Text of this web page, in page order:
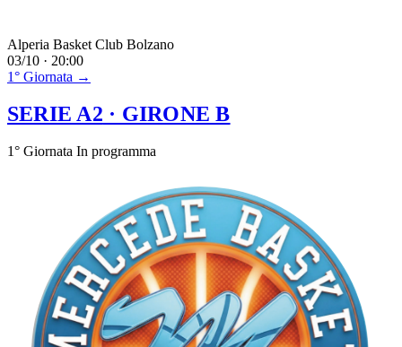
Alperia Basket Club Bolzano
03/10 · 20:00
1° Giornata →
SERIE A2 · GIRONE B
1° Giornata In programma